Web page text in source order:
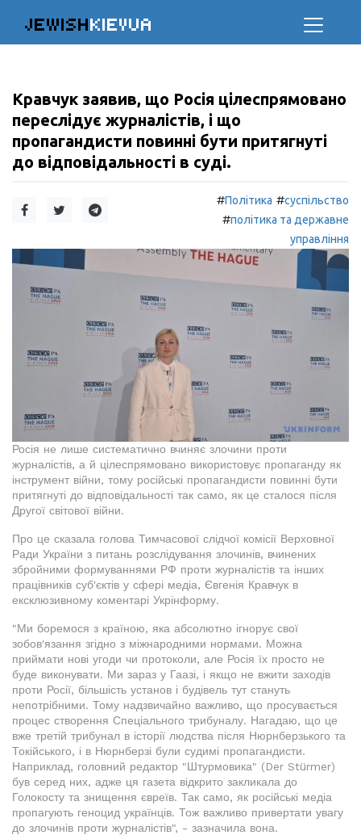
JEWISHKIEVUA
Кравчук заявив, що Росія цілеспрямовано
переслідує журналістів, і що
пропагандисти повинні бути притягнуті
до відповідальності в суді.
#Політика #суспільство
#політика та державне
управління
Росія не лише систематично вчиняє злочини проти
журналістів, а й цілеспрямовано використовує пропаганду як
інструмент війни, тому російські пропагандисти повинні бути
притягнуті до відповідальності так само, як це сталося після
Другої світової війни.
Про це сказала голова Тимчасової слідчої комісії Верховної
Ради України з питань розслідування злочинів, вчинених
збройними формуваннями РФ проти журналістів та інших
працівників суб'єктів у сфері медіа, Євгенія Кравчук в
ексклюзивному коментарі Укрінформу.
"Ми боремося з країною, яка абсолютно ігнорує свої
зобов'язання згідно з міжнародними нормами. Можна
приймати нові угоди чи протоколи, але Росія їх просто не
буде виконувати. Ми зараз у Гаазі, і якщо не вжити заходів
проти Росії, більшість установ і будівель тут стануть
непотрібними. Тому надзвичайно важливо, що просувається
процес створення Спеціального трибуналу. Нагадаю, що це
вже третій трибунал в історії людства після Нюрнберзького та
Токійського, і в Нюрнберзі були судимі пропагандисти.
Наприклад, головний редактор "Штурмовика" (Der Stürmer)
був серед них, адже ця газета відкрито закликала до
Голокосту та знищення євреїв. Так само, як російські медіа
пропагують геноцид українців. Тож важливо привертати увагу
до злочинів проти журналістів", - зазначила вона.